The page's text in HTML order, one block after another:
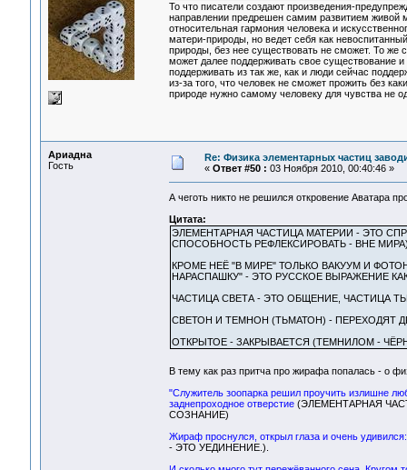
То что писатели создают произведения-
направлении предрешен самим развитием живой
относительная гармония человека и
матери-природы, но ведет себя как
природы, без нее существовать не сможет. То
может далее поддерживать свое существование
поддерживать из так же, как и люди сейчас
из-за того, что человек не сможет прожить без
природе нужно самому человеку для чувства не
Ариадна
Гость
Re: Физика элементарных частиц
« Ответ #50 : 03 Ноября 2010, 00:40:46 »
А чеготь никто не решился откровение Аватара
Цитата:
ЭЛЕМЕНТАРНАЯ ЧАСТИЦА МАТЕРИИ - ЭТО
СПОСОБНОСТЬ РЕФЛЕКСИРОВАТЬ - ВНЕ
КРОМЕ НЕЁ "В МИРЕ" ТОЛЬКО ВАКУУМ И
НАРАСПАШКУ" - ЭТО РУССКОЕ ВЫРАЖЕНИЕ
ЧАСТИЦА СВЕТА - ЭТО ОБЩЕНИЕ, ЧАСТИЦА
СВЕТОН И ТЕМНОН (ТЬМАТОН) - ПЕРЕХОДЯТ
ОТКРЫТОЕ - ЗАКРЫВАЕТСЯ (ТЕМНИЛОМ -
В тему как раз притча про жирафа попалась - о
"Служитель зоопарка решил проучить излишне
заднепроходное отверстие (ЭЛЕМЕНТАРНАЯ
СОЗНАНИЕ)
Жираф проснулся, открыл глаза и очень
- ЭТО УЕДИНЕНИЕ.).